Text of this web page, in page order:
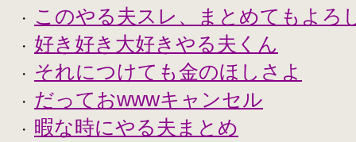
・ このやる夫スレ、まとめてもよろ
・ 好き好き大好きやる夫くん
・ それにつけても金のほしさよ
・ だっておwwwキャンセル
・ 暇な時にやる夫まとめ